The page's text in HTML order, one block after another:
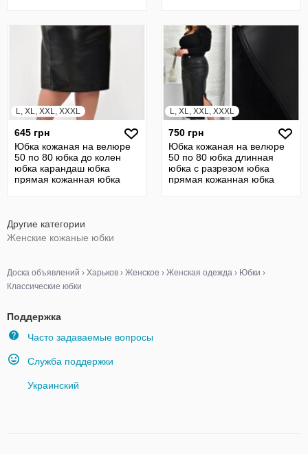
L, XL, XXL, XXXL
645 грн
Юбка кожаная на велюре
50 по 80 юбка до колен
юбка карандаш юбка
прямая кожанная юбка
L, XL, XXL, XXXL
750 грн
Юбка кожаная на велюре
50 по 80 юбка длинная
юбка с разрезом юбка
прямая кожанная юбка
Другие категории
Женские кожаные юбки
Доска объявлений › Харьков › Женское › Женская одежда › Юбки ›
Классические юбки
Поддержка
Часто задаваемые вопросы
Служба поддержки
Украинский